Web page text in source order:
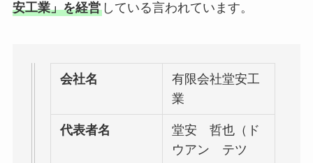
安工業」を経営している言われています。
会社名
有限会社堂安工
業
代表者名
堂安 哲也（ド
ウアン テツ